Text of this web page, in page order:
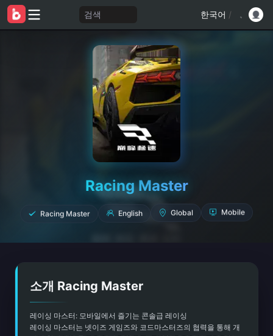
검색 한국어 /
Racing Master
Racing Master English Global Mobile
소개 Racing Master
레이싱 마스터: 모바일에서 즐기는 콘솔급 레이싱
레이싱 마스터는 넷이즈 게임즈와 코드마스터즈의 협력을 통해 개